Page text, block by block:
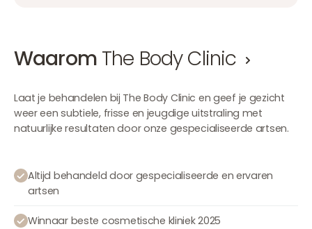
WaaromThe Body Clinic
Laat je behandelen bij The Body Clinic en geef je gezicht
weer een subtiele, frisse en jeugdige uitstraling met
natuurlijke resultaten door onze gespecialiseerde artsen.
Altijd behandeld door gespecialiseerde en ervaren
artsen
Winnaar beste cosmetische kliniek 2025